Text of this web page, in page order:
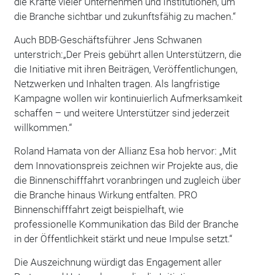
die Branche sichtbar und zukunftsfähig zu machen.“
Auch BDB-Geschäftsführer Jens Schwanen
unterstrich:„Der Preis gebührt allen Unterstützern, die
die Initiative mit ihren Beiträgen, Veröffentlichungen,
Netzwerken und Inhalten tragen. Als langfristige
Kampagne wollen wir kontinuierlich Aufmerksamkeit
schaffen – und weitere Unterstützer sind jederzeit
willkommen.“
Roland Hamata von der Allianz Esa hob hervor: „Mit
dem Innovationspreis zeichnen wir Projekte aus, die
die Binnenschifffahrt voranbringen und zugleich über
die Branche hinaus Wirkung entfalten. PRO
Binnenschifffahrt zeigt beispielhaft, wie
professionelle Kommunikation das Bild der Branche
in der Öffentlichkeit stärkt und neue Impulse setzt.“
Die Auszeichnung würdigt das Engagement aller